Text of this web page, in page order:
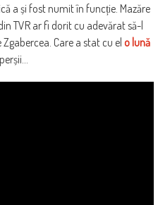
a și fost numit în funcție. Mazăre
TVR ar fi dorit cu adevărat să-l
Care a stat cu el o lună